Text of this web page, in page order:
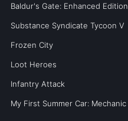
Baldur's Gate: Enhanced Edition
Substance Syndicate Tycoon V
Frozen City
Loot Heroes
Infantry Attack
My First Summer Car: Mechanic